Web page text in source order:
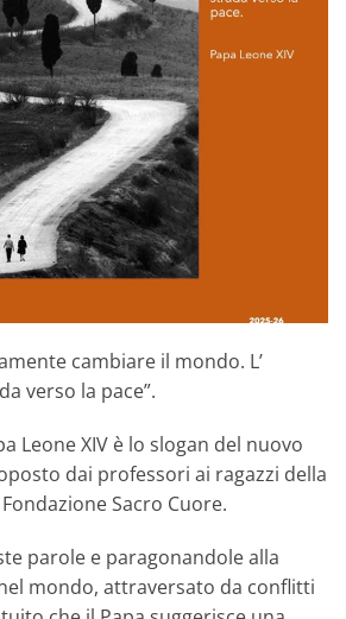
cambiare il mondo. L’
verso la pace”.
Leone XIV è lo slogan del nuovo
dai professori ai ragazzi della
Sacro Cuore.
parole e paragonandole alla
mondo, attraversato da conflitti